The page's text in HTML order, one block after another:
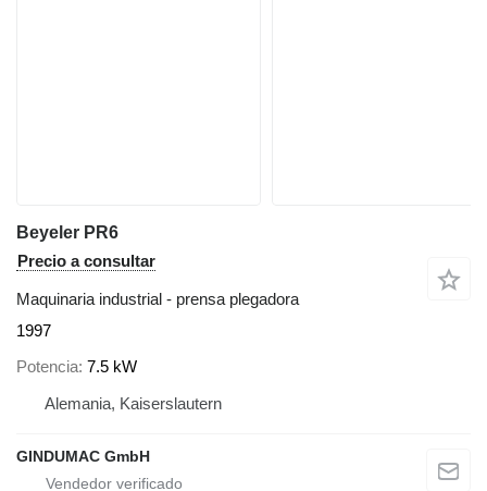
Beyeler PR6
Precio a consultar
Maquinaria industrial - prensa plegadora
1997
Potencia 7.5 kW
Alemania, Kaiserslautern
GINDUMAC GmbH